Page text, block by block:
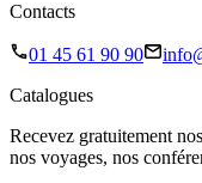
Contacts
01 45 61 90 90
Catalogues
Recevez gratuitement
nos voyages, nos